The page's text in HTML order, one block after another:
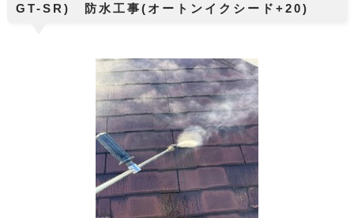
GT-SR) 防水工事(オートンイクシード+20)